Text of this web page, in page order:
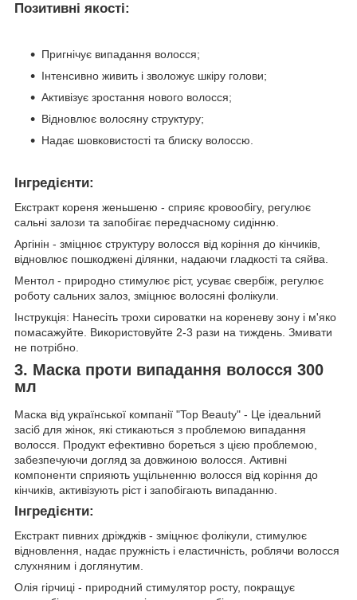
Позитивні якості:
Пригнічує випадання волосся;
Інтенсивно живить і зволожує шкіру голови;
Активізує зростання нового волосся;
Відновлює волосяну структуру;
Надає шовковистості та блиску волоссю.
Інгредієнти:
Екстракт кореня женьшеню - сприяє кровообігу, регулює
сальні залози та запобігає передчасному сидінню.
Аргінін - зміцнює структуру волосся від коріння до кінчиків,
відновлює пошкоджені ділянки, надаючи гладкості та сяйва.
Ментол - природно стимулює ріст, усуває свербіж, регулює
роботу сальних залоз, зміцнює волосяні фолікули.
Інструкція: Нанесіть трохи сироватки на кореневу зону і м'яко
помасажуйте. Використовуйте 2-3 рази на тиждень. Змивати
не потрібно.
3. Маска проти випадання волосся 300
мл
Маска від української компанії "Top Beauty" - Це ідеальний
засіб для жінок, які стикаються з проблемою випадання
волосся. Продукт ефективно бореться з цією проблемою,
забезпечуючи догляд за довжиною волосся. Активні
компоненти сприяють ущільненню волосся від коріння до
кінчиків, активізують ріст і запобігають випаданню.
Інгредієнти:
Екстракт пивних дріжджів - зміцнює фолікули, стимулює
відновлення, надає пружність і еластичність, роблячи волосся
слухняним і доглянутим.
Олія гірчиці - природний стимулятор росту, покращує